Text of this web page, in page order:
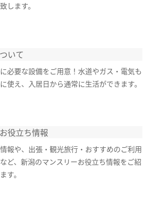
します。
いて
必要な設備をご用意！水道やガス・電気も
使え、入居日から通常に生活ができます。
役立ち情報
報や、出張・観光旅行・おすすめのご利用
ど、新潟のマンスリーお役立ち情報をご紹
す。